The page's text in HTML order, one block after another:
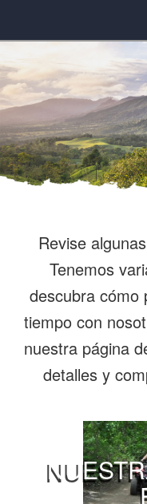
Revise
Tenemos
descubra cómo
tiempo con
nuestra página
detalles y